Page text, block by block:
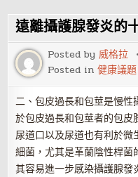
炎
是
由
什
麼
引
起
遠離攝護腺發炎的
Posted by威格拉
Posted in健康議題
二、包皮過長和包莖是慢
於包皮過長和包莖者的包皮
尿道口以及尿道也有利於
細菌，尤其是革蘭陰性桿
其容易進一步感染攝護腺發